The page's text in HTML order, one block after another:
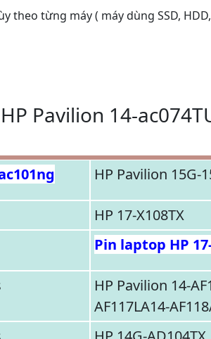
theo từng máy ( máy dùng SSD,
Pavilion 14-
HP Pavilion 15G-
HP 17-X108TX
Pin laptop HP
HP Pavilion 14-
AF117LA14-